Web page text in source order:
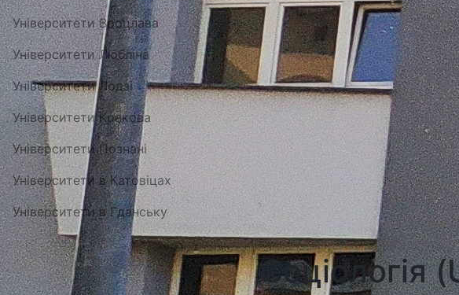
Університети Вроцлава
Університети Любліна
Університети Лодзі
Університети Кракова
Університети Познані
Університети в Катовіцах
Університети в Гданську
Соціологія